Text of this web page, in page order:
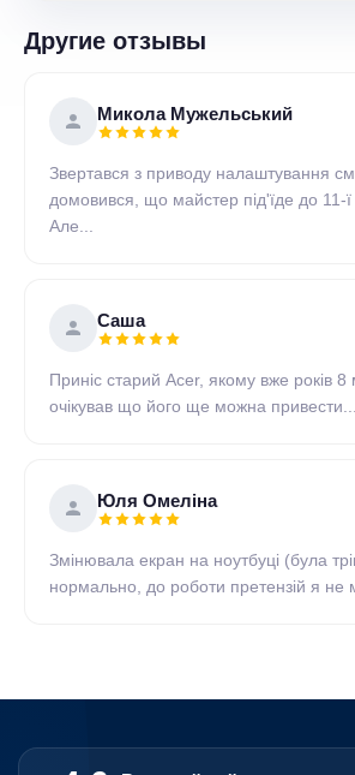
Другие отзывы
Микола Мужельський
Звертався з приводу налаштування
домовився, що майстер під'їде до 11-ї
Але...
Саша
Приніс старий Acer, якому вже років
очікував що його ще можна привести...
Юля Омеліна
Змінювала екран на ноутбуці (була
нормально, до роботи претензій я не